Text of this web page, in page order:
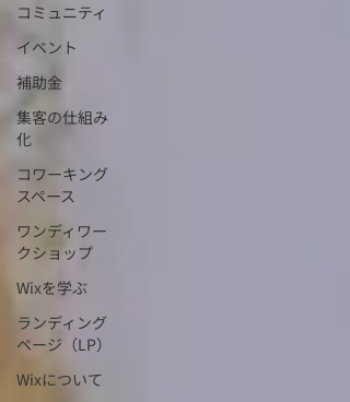
コミュニティ
イベント
補助金
集客の仕組み
化
コワーキング
スペース
ワンディワー
クショップ
Wixを学ぶ
ランディング
ページ（LP）
Wixについて